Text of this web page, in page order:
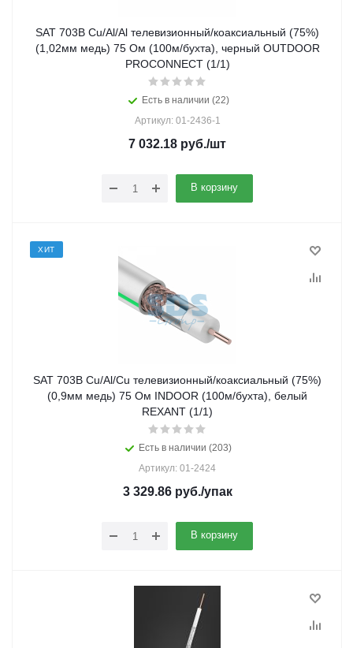
SAT 703B Cu/Al/Al телевизионный/коаксиальный (75%)
(1,02мм медь) 75 Ом (100м/бухта), черный OUTDOOR
PROCONNECT (1/1)
Есть в наличии (22)
Артикул: 01-2436-1
7 032.18 руб./шт
В корзину
ХИТ
SAT 703B Cu/Al/Cu телевизионный/коаксиальный (75%)
(0,9мм медь) 75 Ом INDOOR (100м/бухта), белый
REXANT (1/1)
Есть в наличии (203)
Артикул: 01-2424
3 329.86руб./упак
В корзину